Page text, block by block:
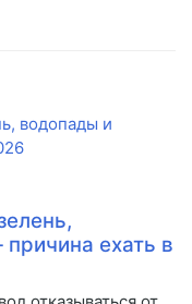
ехать в